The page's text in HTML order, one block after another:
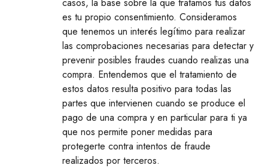
es tu propio consentimiento. Consideramos
que tenemos un interés legítimo para realizar
las comprobaciones necesarias para detectar y
prevenir posibles fraudes cuando realizas una
compra. Entendemos que el tratamiento de
estos datos resulta positivo para todas las
partes que intervienen cuando se produce el
pago de una compra y en particular para ti ya
que nos permite poner medidas para
protegerte contra intentos de fraude
realizados por terceros.